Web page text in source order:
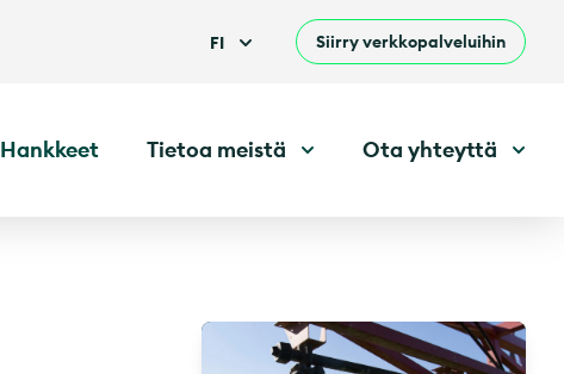
FI Siirry verkkopalveluihin
Hankkeet Tietoa meistä Ota yhteyttä